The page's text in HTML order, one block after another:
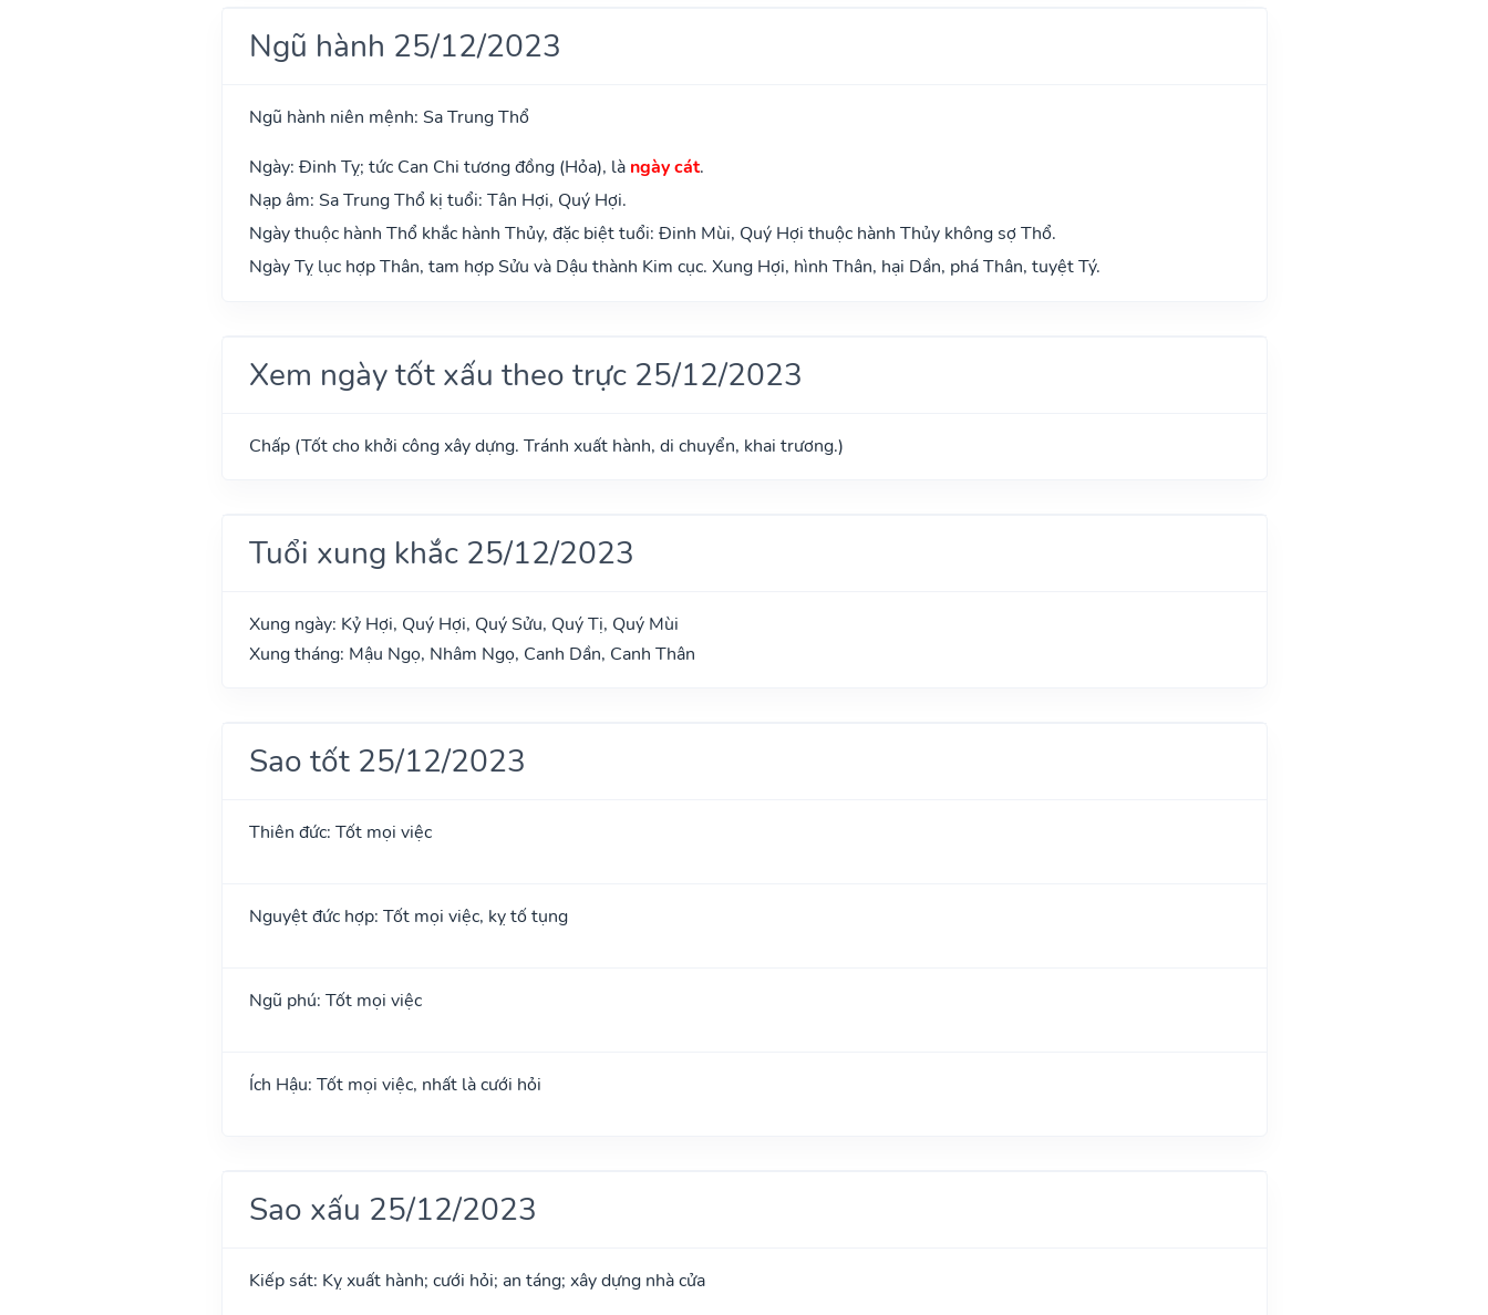
Ngũ hành 25/12/2023
Ngũ hành niên mệnh: Sa Trung Thổ
Ngày: Đinh Tỵ; tức Can Chi tương đồng (Hỏa), là ngày cát.
Nạp âm: Sa Trung Thổ kị tuổi: Tân Hợi, Quý Hợi.
Ngày thuộc hành Thổ khắc hành Thủy, đặc biệt tuổi: Đinh Mùi, Quý Hợi thuộc hành Thủy không sợ Thổ.
Ngày Tỵ lục hợp Thân, tam hợp Sửu và Dậu thành Kim cục. Xung Hợi, hình Thân, hại Dần, phá Thân, tuyệt Tý.
Xem ngày tốt xấu theo trực 25/12/2023
Chấp (Tốt cho khởi công xây dựng. Tránh xuất hành, di chuyển, khai trương.)
Tuổi xung khắc 25/12/2023
Xung ngày: Kỷ Hợi, Quý Hợi, Quý Sửu, Quý Tị, Quý Mùi
Xung tháng: Mậu Ngọ, Nhâm Ngọ, Canh Dần, Canh Thân
Sao tốt 25/12/2023
Thiên đức: Tốt mọi việc
Nguyệt đức hợp: Tốt mọi việc, kỵ tố tụng
Ngũ phú: Tốt mọi việc
Ích Hậu: Tốt mọi việc, nhất là cưới hỏi
Sao xấu 25/12/2023
Kiếp sát: Kỵ xuất hành; cưới hỏi; an táng; xây dựng nhà cửa